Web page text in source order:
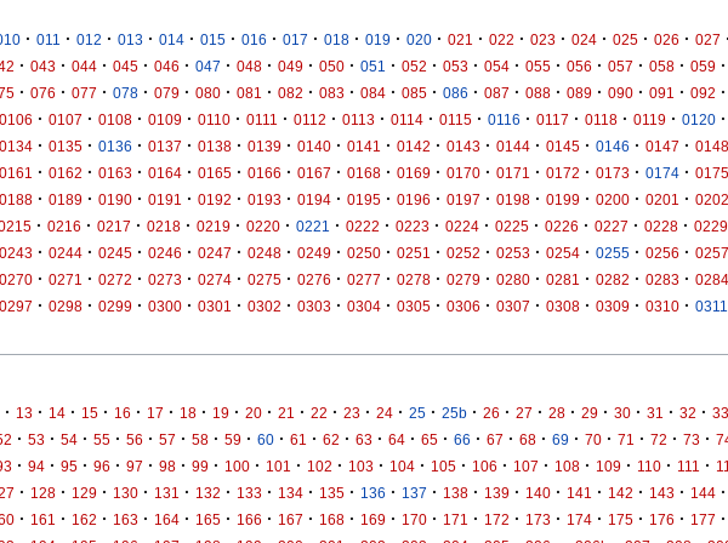
· 011 · 012 · 013 · 014 · 015 · 016 · 017 · 018 · 019 · 020 · 021 · 022 · 023 · 024 · 025 · 026 · 027 ·
· 043 · 044 · 045 · 046 · 047 · 048 · 049 · 050 · 051 · 052 · 053 · 054 · 055 · 056 · 057 · 058 · 059 ·
· 076 · 077 · 078 · 079 · 080 · 081 · 082 · 083 · 084 · 085 · 086 · 087 · 088 · 089 · 090 · 091 · 092 ·
0106 · 0107 · 0108 · 0109 · 0110 · 0111 · 0112 · 0113 · 0114 · 0115 · 0116 · 0117 · 0118 · 0119 · 0120 ·
0134 · 0135 · 0136 · 0137 · 0138 · 0139 · 0140 · 0141 · 0142 · 0143 · 0144 · 0145 · 0146 · 0147 · 0148
0161 · 0162 · 0163 · 0164 · 0165 · 0166 · 0167 · 0168 · 0169 · 0170 · 0171 · 0172 · 0173 · 0174 · 0175
0188 · 0189 · 0190 · 0191 · 0192 · 0193 · 0194 · 0195 · 0196 · 0197 · 0198 · 0199 · 0200 · 0201 · 0202
· 0216 · 0217 · 0218 · 0219 · 0220 · 0221 · 0222 · 0223 · 0224 · 0225 · 0226 · 0227 · 0228 · 0229
0243 · 0244 · 0245 · 0246 · 0247 · 0248 · 0249 · 0250 · 0251 · 0252 · 0253 · 0254 · 0255 · 0256 · 0257
0270 · 0271 · 0272 · 0273 · 0274 · 0275 · 0276 · 0277 · 0278 · 0279 · 0280 · 0281 · 0282 · 0283 · 0284
0297 · 0298 · 0299 · 0300 · 0301 · 0302 · 0303 · 0304 · 0305 · 0306 · 0307 · 0308 · 0309 · 0310 · 0311
· 13 · 14 · 15 · 16 · 17 · 18 · 19 · 20 · 21 · 22 · 23 · 24 · 25 · 25b · 26 · 27 · 28 · 29 · 30 · 31 · 32 · 33
· 53 · 54 · 55 · 56 · 57 · 58 · 59 · 60 · 61 · 62 · 63 · 64 · 65 · 66 · 67 · 68 · 69 · 70 · 71 · 72 · 73 ·
· 94 · 95 · 96 · 97 · 98 · 99 · 100 · 101 · 102 · 103 · 104 · 105 · 106 · 107 · 108 · 109 · 110 · 111 ·
· 128 · 129 · 130 · 131 · 132 · 133 · 134 · 135 · 136 · 137 · 138 · 139 · 140 · 141 · 142 · 143 · 144 ·
· 161 · 162 · 163 · 164 · 165 · 166 · 167 · 168 · 169 · 170 · 171 · 172 · 173 · 174 · 175 · 176 · 177 ·